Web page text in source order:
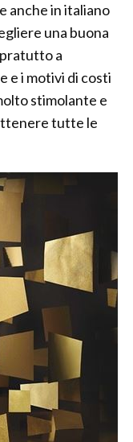
anche in italiano
una buona
a
e i motivi di costi
stimolante e
tutte le